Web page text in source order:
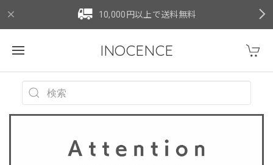
10,000円以上で送料無料
INOCENCE